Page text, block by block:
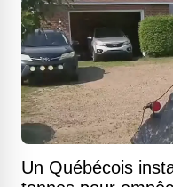
Un Québécois